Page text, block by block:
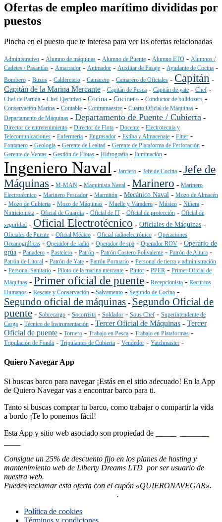
Ofertas de empleo marítimo divididas por
puestos
Pincha en el puesto que te interesa para ver las ofertas relacionadas
Administrativo - Alumno de máquinas - Alumno de Puente - Alumno ETO - Alumnos /
Cadetes / Pasantías - Amarrador - Animador - Auxiliar de Pasaje - Ayudante de Cocina -
Bombero - Buzos - Calderetero - Camarero - Camarero de Oficiales - Capitán -
Capitán de la Marina Mercante - Capitán de Pesca - Capitán de yate - Chef -
Chef de Partida - Chef Ejecutivo - Cocina - Cocinero - Conductor de bulldozers -
Conservación Marina - Contable - Contramaestre - Cuarto Oficial de Máquinas -
Departamento de Máquinas - Departamento de Puente / Cubierta -
Director de entretenimiento - Director de Flota - Docente - Electrotecnia y
Telecomunicaciones - Enfermería - Engrasador - Estiba y Almacenaje - Fitter -
Fontanero - Geología - Gerente de Lealtad - Gerente de Plataforma de Perforación -
Gerente de Ventas - Gestión de Flotas - Hidrografía - Iluminación -
Ingeniero Naval - Jarciero - Jefe de Cocina - Jefe de
Máquinas - M-MAN - Maquinista Naval - Marinero - Marinero
Electrotécnico - Marinero Pescador - Marmitón - Mecánico Naval - Mozo de Almacén
- Mozo de Cubierta - Mozo de Máquinas - Muelle y Varadero - Músico - Niñera -
Nutricionista - Oficial de Guardia - Oficial de IT- Oficial de protección - Oficial de
seguridad - Oficial Electrotécnico - Oficiales de Máquinas -
Oficiales de Puente - Oficial Médico - Oficial radioelectrónico - Operaciones
Oceanográficas - Operador de radio - Operador de spa - Operador ROV - Operario de
grúa - Panadero - Pastelero - Patrón - Patrón Costero Polivalente - Patrón de Altura -
Patrón de Litoral - Patrón de Yate - Patrón Portuario - Personal de tierra y administración
- Personal Sanitario - Piloto de la marina mercante - Pintor - PPER - Primer Oficial de
Máquinas - Primer oficial de puente - Recepcionista - Recursos
Humanos - Rescate y Conservación - Salvamento - Segundo de Cocina -
Segundo oficial de máquinas - Segundo Oficial de
puente - Sobrecargo - Socorrista - Soldador - Sous Chef - Superintendente de
Carga - Técnico de Instrumentación - Tercer Oficial de Máquinas - Tercer
Oficial de puente - Tornero - Trabajo en Pesca - Trabajo en Plataformas -
Tripulación de Fonda - Tripulantes de Cubierta - Vendedor - Yatchmaster -
Quiero Navegar App
Si buscas barco para navegar ¡Estás en el sitio adecuado! En la App
de Quiero Navegar vas a encontrar barco para ti.
Tanto si buscas comprar tu barco, como trabajar o compartir la vida
a bordo ¡Te lo ponemos fácil!
Esta App y sitio web asociado son propiedad de
Consigue un 25% de descuento fijo en los planes de hosting y
mantenimiento web de Liberty Dreams LTD por ser usuario de
nuestra web.
Puedes reclamar esta oferta con el cupón «QUIERONAVEGAR».
.
Política de cookies
Términos y condiciones